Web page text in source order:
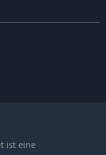
ist eine